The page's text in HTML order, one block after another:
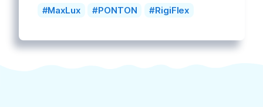
MaxLux
PONTON RigiFlex